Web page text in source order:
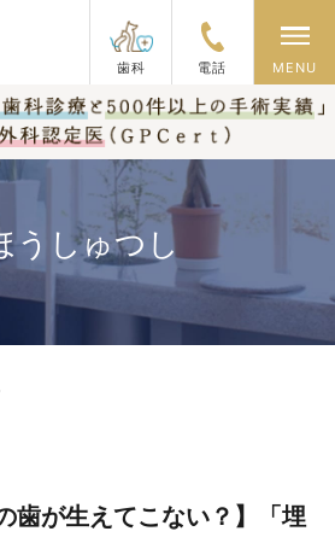
歯科 電話
メ
MENU
うしゅつし
歯が生えてこない？】「埋